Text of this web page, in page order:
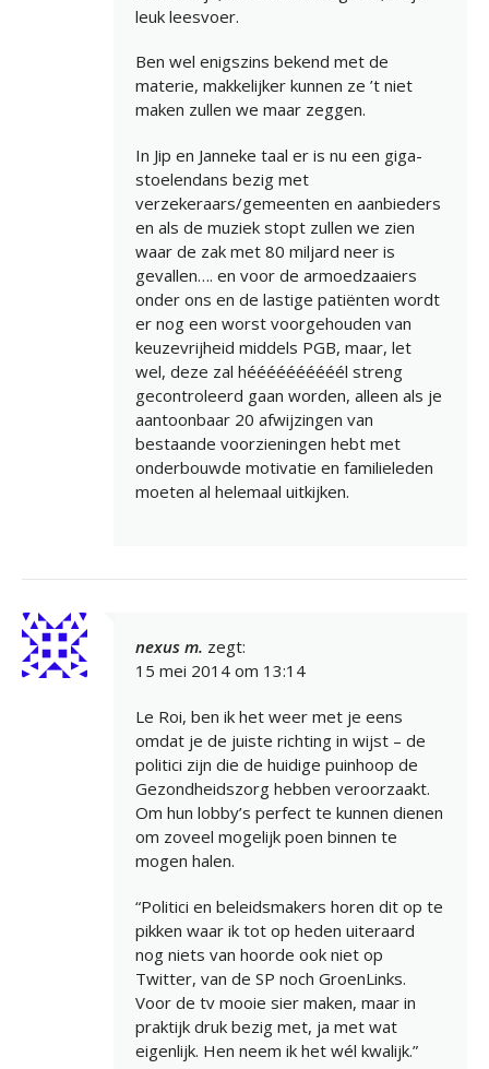
leuk leesvoer.
Ben wel enigszins bekend met de
materie, makkelijker kunnen ze ’t niet
maken zullen we maar zeggen.
In Jip en Janneke taal er is nu een giga-
stoelendans bezig met
verzekeraars/gemeenten en aanbieders
en als de muziek stopt zullen we zien
waar de zak met 80 miljard neer is
gevallen…. en voor de armoedzaaiers
onder ons en de lastige patiënten wordt
er nog een worst voorgehouden van
keuzevrijheid middels PGB, maar, let
wel, deze zal héééééééééél streng
gecontroleerd gaan worden, alleen als je
aantoonbaar 20 afwijzingen van
bestaande voorzieningen hebt met
onderbouwde motivatie en familieleden
moeten al helemaal uitkijken.
nexus m. zegt:
15 mei 2014 om 13:14
Le Roi, ben ik het weer met je eens
omdat je de juiste richting in wijst – de
politici zijn die de huidige puinhoop de
Gezondheidszorg hebben veroorzaakt.
Om hun lobby’s perfect te kunnen dienen
om zoveel mogelijk poen binnen te
mogen halen.
“Politici en beleidsmakers horen dit op te
pikken waar ik tot op heden uiteraard
nog niets van hoorde ook niet op
Twitter, van de SP noch GroenLinks.
Voor de tv mooie sier maken, maar in
praktijk druk bezig met, ja met wat
eigenlijk. Hen neem ik het wél kwalijk.”